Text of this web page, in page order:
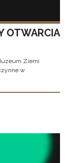
OTWARCIA
Ziemi
w